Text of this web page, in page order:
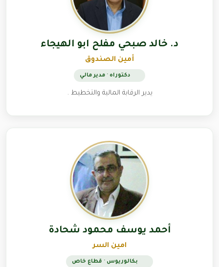
د. خالد صبحي مفلح ابو الهيجاء
أمين الصندوق
دكتوراه · مدير مالي
يدير الرقابة المالية والتخطيط .
أحمد يوسف محمود شحادة
امين السر
بكالوريوس · قطاع خاص